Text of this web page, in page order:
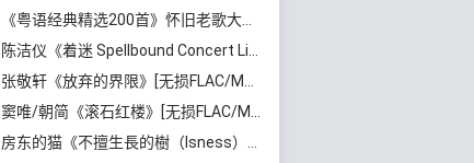
《粤语经典精选200首》怀旧老歌大全[无损FLAC/MP3/6.77GB]百度云网盘下载
陈洁仪《着迷 Spellbound Concert Live Recording: 10th Anniversary (Live)》[无损FLAC/MP3/671MB]百度云网盘下载
张敬轩《放弃的界限》[无损FLAC/MP3/54MB]百度云网盘下载
窦唯/朝简《滚石红楼》[无损FLAC/MP3/576MB]百度云网盘下载
房东的猫《不擅生長的樹（Isness）》[无损FLAC/MP3/252MB]百度云网盘下载